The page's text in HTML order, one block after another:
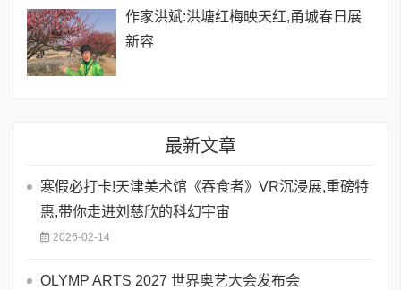
作家洪斌:洪塘红梅映天红,甬城春日展
新容
最新文章
寒假必打卡!天津美术馆《吞食者》VR沉浸展,重磅特
惠,带你走进刘慈欣的科幻宇宙
2026-02-14
OLYMP ARTS 2027 世界奥艺大会发布会